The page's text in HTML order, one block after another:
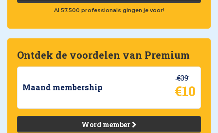
Al 57.500 professionals gingen je voor!
Ontdek de voordelen van Premium
Maand membership
€39
€10
Word member